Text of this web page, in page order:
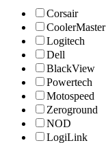
Corsair
CoolerMaster
Logitech
Dell
BlackView
Powertech
Motospeed
Zeroground
NOD
LogiLink